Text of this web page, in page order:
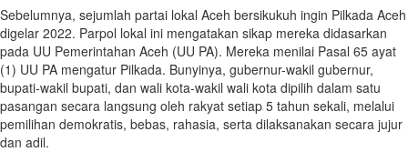
Sebelumnya, sejumlah partai lokal Aceh bersikukuh ingin Pilkada Aceh
digelar 2022. Parpol lokal ini mengatakan sikap mereka didasarkan
pada UU Pemerintahan Aceh (UU PA). Mereka menilai Pasal 65 ayat
(1) UU PA mengatur Pilkada. Bunyinya, gubernur-wakil gubernur,
bupati-wakil bupati, dan wali kota-wakil wali kota dipilih dalam satu
pasangan secara langsung oleh rakyat setiap 5 tahun sekali, melalui
pemilihan demokratis, bebas, rahasia, serta dilaksanakan secara jujur
dan adil.